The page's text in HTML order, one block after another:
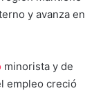
y avanza en
minorista y de
empleo creció